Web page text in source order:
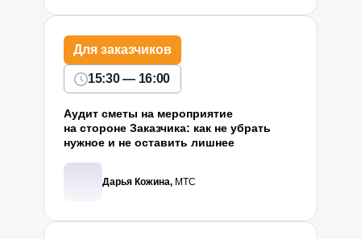
Для заказчиков
15:30 — 16:00
Аудит сметы на мероприятие
на стороне Заказчика: как не убрать
нужное и не оставить лишнее
Дарья Кожина, МТС